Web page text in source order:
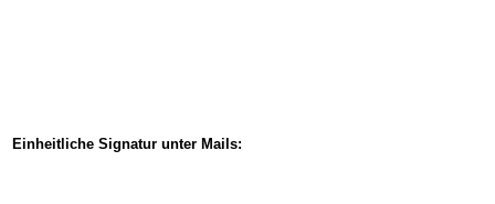
Einheitliche Signatur unter Mails: